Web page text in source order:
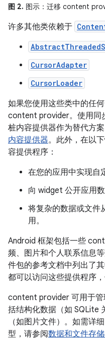
图 2. 图示：迁移 content
许多其他类依赖于
CursorAdapter
CursorLoader
如果您使用这些类中的任
content provider。使用同
桩内容提供器作为替代方
内容提供器。此外，在以
容提供程序：
在您的应用中实现自
向 widget 公开应用数
将复杂的数据或文件
用。
Android 框架包括一些
频、图片和个人联系信息等
件包的参考文档中列出了
都可以访问这些提供程序，
content provider 可用于
括结构化数据（如 SQLite
（如图片文件）。如需详
型，请参阅数据和文件存